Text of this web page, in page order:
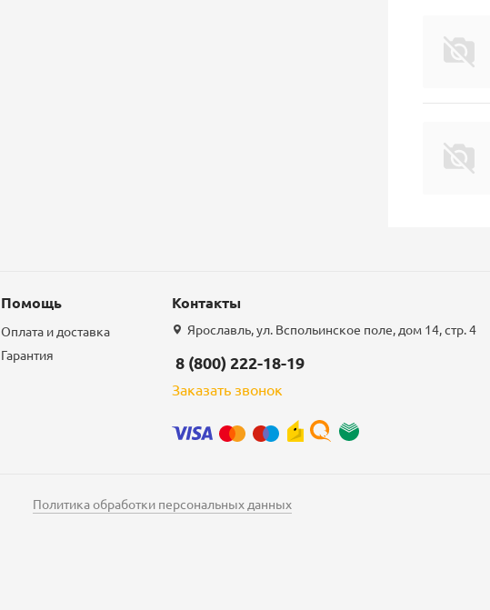
Помощь
Оплата и доставка
Гарантия
Контакты
Ярославль, ул. Вспольинское поле, дом 14, стр. 4
8 (800) 222-18-19
Заказать звонок
Политика обработки персональных данных